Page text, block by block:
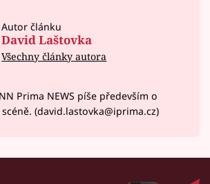
Autor článku
David Laštovka
Všechny články autora
Prima NEWS píše především o
(david.lastovka@iprima.cz)